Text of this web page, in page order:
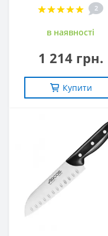
2
в наявностi
1 214 грн.
Купити